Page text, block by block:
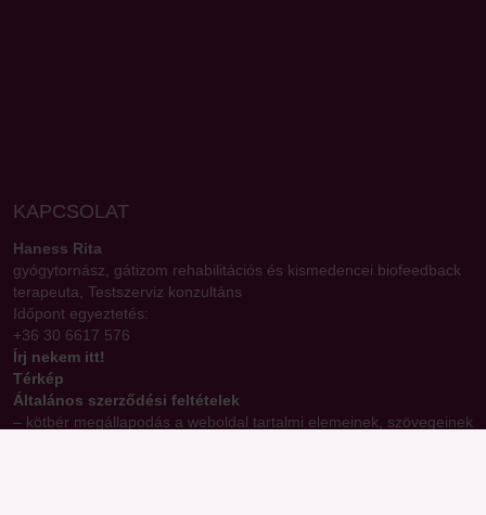
KAPCSOLAT
Haness Rita
gyógytornász, gátizom rehabilitációs és kismedencei biofeedback
terapeuta, Testszerviz konzultáns
Időpont egyeztetés:
+36 30 6617 576
Írj nekem itt!
Térkép
Általános szerződési feltételek
– kötbér megállapodás a weboldal tartalmi elemeinek, szövegeinek